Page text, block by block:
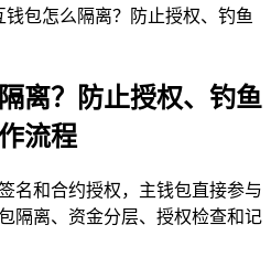
钱包怎么隔离？防止授权、钓鱼
离？防止授权、钓鱼
流程
名和合约授权，主钱包直接参与
隔离、资金分层、授权检查和记